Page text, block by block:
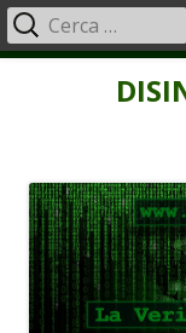
Menu
principale